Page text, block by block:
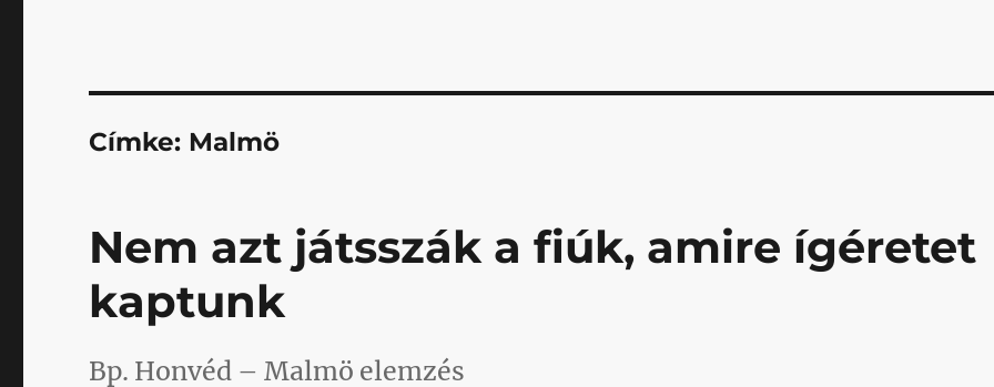
Címke: Malmö
Nem azt játsszák a fiúk, amire ígéretet
kaptunk
Bp. Honvéd – Malmö elemzés